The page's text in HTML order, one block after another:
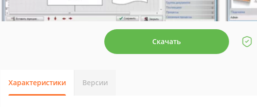
Скачать
Характеристики Версии